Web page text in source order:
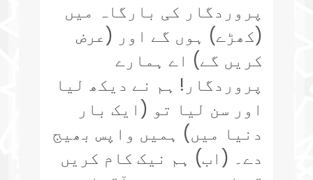
پروردگار کی بارگاہ میں
(کھڑے) ہوں گے اور (عرض
کریں گے) اے ہمارے
پروردگار! ہم نے دیکھ لیا
اور سن لیا تو (ایک بار
دنیا میں) ہمیں واپس بھیج
دے۔ (اب) ہم نیک کام کریں